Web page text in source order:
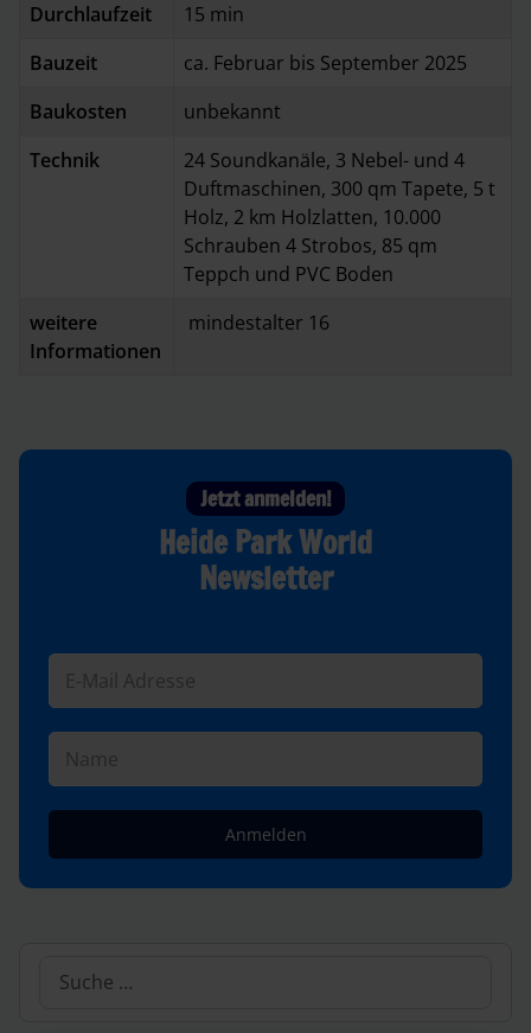
Durchlaufzeit
15 min
Bauzeit
ca. Februar bis September 2025
Baukosten
unbekannt
Technik
24 Soundkanäle, 3 Nebel- und 4
Duftmaschinen, 300 qm Tapete, 5 t
Holz, 2 km Holzlatten, 10.000
Schrauben 4 Strobos, 85 qm
Teppch und PVC Boden
weitere
Informationen
mindestalter 16
Jetzt anmelden!
Heide Park World
Newsletter
Anmelden
Suchen